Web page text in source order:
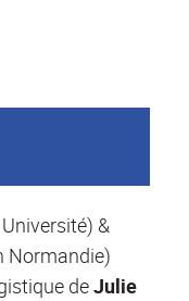
&
Normandie)
deJulie